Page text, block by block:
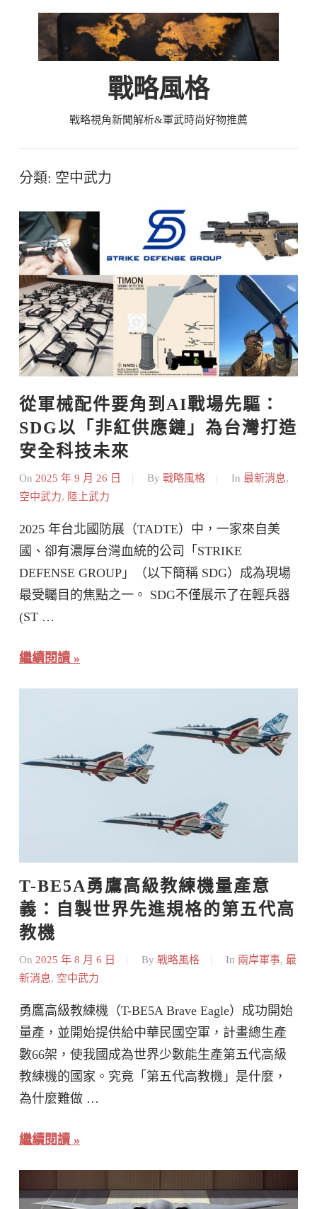
戰略風格
戰略視角新聞解析&軍武時尚好物推薦
分類: 空中武力
從軍械配件要角到AI戰場先驅：
SDG以「非紅供應鏈」為台灣打造
安全科技未來
On 2025 年 9 月 26 日 By 戰略風格 In 最新消息,
空中武力, 陸上武力
2025 年台北國防展（TADTE）中，一家來自美
國、卻有濃厚台灣血統的公司「STRIKE
DEFENSE GROUP」（以下簡稱 SDG）成為現場
最受矚目的焦點之一。 SDG不僅展示了在輕兵器
(ST …
繼續閱讀
T-BE5A勇鷹高級教練機量產意
義：自製世界先進規格的第五代高
教機
On 2025 年 8 月 6 日 By 戰略風格 In 兩岸軍事, 最
新消息, 空中武力
勇鷹高級教練機（T-BE5A Brave Eagle）成功開始
量產，並開始提供給中華民國空軍，計畫總生產
數66架，使我國成為世界少數能生產第五代高級
教練機的國家。究竟「第五代高教機」是什麼，
為什麼難做 …
繼續閱讀